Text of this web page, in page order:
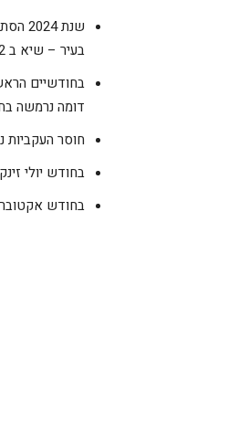
בעיר – שיא ב 12 החודשים האחרונים.
דומה נרמשה
חוסר העקביות
בחודש יולי זינקו הביקושים, עם
בחודש אקטובר האחרון